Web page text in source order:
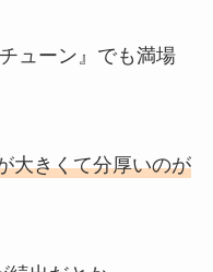
ューン』でも満場
大きくて分厚いのが